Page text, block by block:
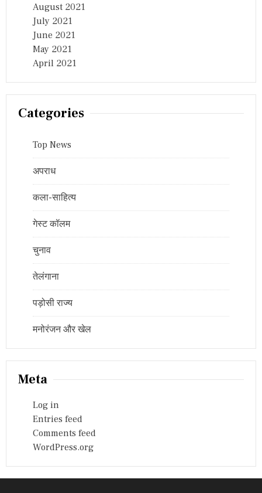
August 2021
July 2021
June 2021
May 2021
April 2021
Categories
Top News
अपराध
कला-साहित्य
गेस्ट कॉलम
चुनाव
तेलंगाना
पड़ोसी राज्य
मनोरंजन और खेल
Meta
Log in
Entries feed
Comments feed
WordPress.org